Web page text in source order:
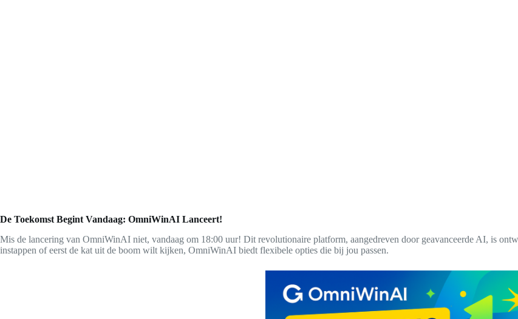
De Toekomst Begint Vandaag: OmniWinAI Lanceert!
Mis de lancering van OmniWinAI niet, vandaag om 18:00 uur! Dit revolutionaire platform, aangedreven door geavanceerde AI, is
instappen of eerst de kat uit de boom wilt kijken, OmniWinAI biedt flexibele opties die bij jou passen.